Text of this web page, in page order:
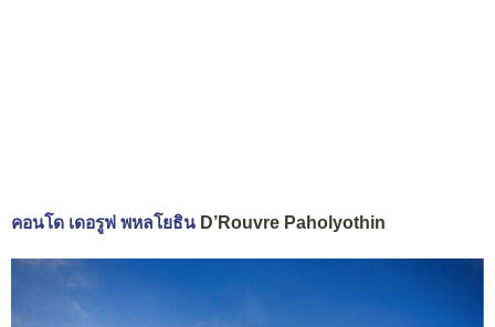
คอนโด เดอรูฟ พหลโยธิน D’Rouvre Paholyothin